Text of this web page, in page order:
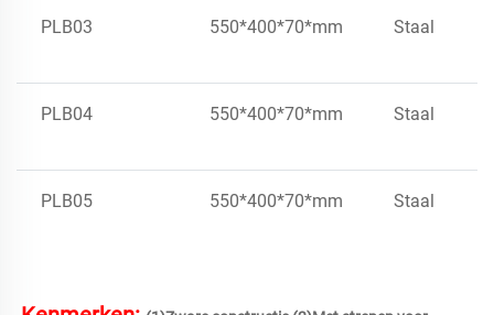
PLB03 550*400*70*mm Staal
PLB04 550*400*70*mm Staal
PLB05 550*400*70*mm Staal